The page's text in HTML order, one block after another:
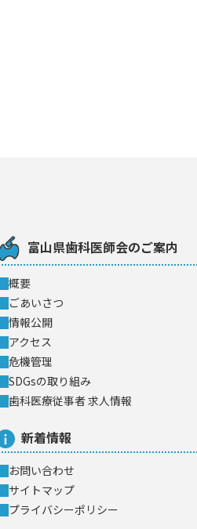
富山県歯科医師会のご案内
概要
ごあいさつ
情報公開
アクセス
危機管理
SDGsの取り組み
歯科医療従事者 求人情報
新着情報
お問い合わせ
サイトマップ
プライバシーポリシー